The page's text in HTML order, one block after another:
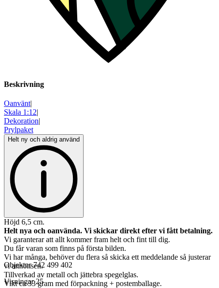
Beskrivning
Oanvänt|
Skala 1:12|
Dekoration|
Prylpaket
Helt ny och aldrig använd
Höjd 6,5 cm.
Helt nya och oanvända. Vi skickar direkt efter vi fått betalning.
Vi garanterar att allt kommer fram helt och fint till dig.
Du får varan som finns på första bilden.
Vi har många, behöver du flera så skicka ett meddelande så justerar
vi annonsen.
Tillverkad av metall och jättebra spegelglas.
Vikt ca 33 gram med förpackning + postemballage.
Objektnr 742 499 402
Visningar 25